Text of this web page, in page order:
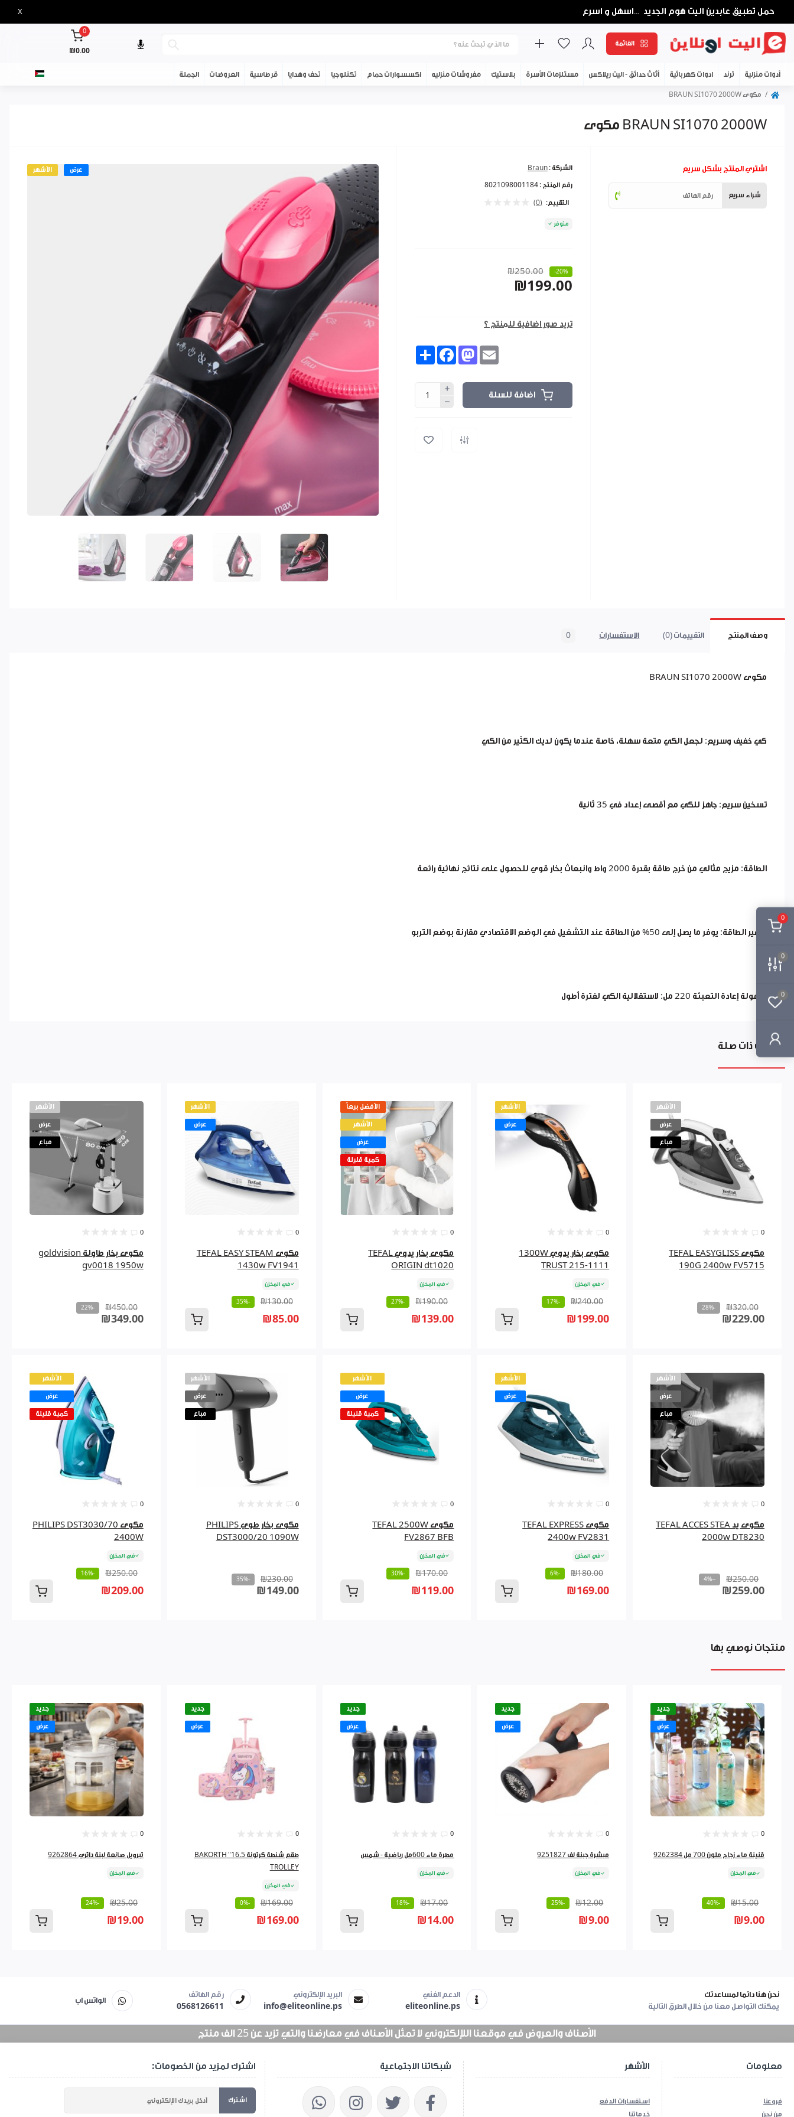
0
0
0
حمل تطبيق عابدين اليت هوم الجديد ...اسهل و اسرع X
القائمة
0
₪0.00
أدوات منزلية ترند ادوات كهربائية أثاث حدائق - اليت ريلاكس مستلزمات الأسرة بلاستيك مفروشات منزليه اكسسوارات حمام تكنلوجيا تحف وهدايا قرطاسية العروضات الجملة
مكوى BRAUN SI1070 2000W
مكوى BRAUN SI1070 2000W
الأشهر عرض الشركة : Braun
رقم المنتج : 8021098001184
التقييم: (0)
متوفر
₪250.00 -20%
₪199.00
تريد صور اضافية للمنتج ؟
Share FacebookMastodon
اضافة للسلة
اشتري المنتج بشكل سريع
شراء سريع
وصف المنتج التقييمات (0) الاستفسارات 0
مكوى BRAUN SI1070 2000W
كي خفيف وسريع: لجعل الكي متعة سهلة، خاصة عندما يكون لديك الكثير من الكي
تسخين سريع: جاهز للكي مع أقصى إعداد في 35 ثانية
الطاقة: مزيج مثالي من خرج طاقة بقدرة 2000 واط وانبعاث بخار قوي للحصول على نتائج نهائية رائعة
توفير الطاقة: يوفر ما يصل إلى 50% من الطاقة عند التشغيل في الوضع الاقتصادي مقارنة بوضع التربو
سهولة إعادة التعبئة 220 مل: لاستقلالية الكي لفترة أطول
منتجات ذات صلة
الأشهر
عرض
مباع
0
مكوى TEFAL EASYGLISS
190G 2400w FV5715
₪320.00
-28%
₪229.00
الأشهر
عرض
0
مكوى بخار يدوي 1300W
TRUST 215-1111
في المخزن
₪240.00
-17%
₪199.00
الأفضل بيعاً
الأشهر
عرض
كمية قليلة
0
مكوى بخار يدوي TEFAL
ORIGIN dt1020
في المخزن
₪190.00
-27%
₪139.00
الأشهر
عرض
0
مكوى TEFAL EASY STEAM
1430w FV1941
في المخزن
₪130.00
-35%
₪85.00
الأشهر
عرض
مباع
0
مكوى بخار طاولة goldvision
gv0018 1950w
₪450.00
-22%
₪349.00
الأشهر
عرض
مباع
0
مكوى يد TEFAL ACCES STEA
2000w DT8230
₪250.00
--4%
₪259.00
الأشهر
عرض
0
مكوى TEFAL EXPRESS
2400w FV2831
في المخزن
₪180.00
-6%
₪169.00
الأشهر
عرض
كمية قليلة
0
مكوى TEFAL 2500W
FV2867 BFB
في المخزن
₪170.00
-30%
₪119.00
الأشهر
عرض
مباع
0
مكوى بخار طوي PHILIPS
DST3000/20 1090W
₪230.00
-35%
₪149.00
الأشهر
عرض
كمية قليلة
0
مكوى PHILIPS DST3030/70
2400W
في المخزن
₪250.00
-16%
₪209.00
منتجات نوصي بها
جديد
عرض
0
قنينة ماء زجاج ملون 700 مل 9262384
في المخزن
₪15.00
-40%
₪9.00
جديد
عرض
0
مبشرة جبنة لف 9251827
في المخزن
₪12.00
-25%
₪9.00
جديد
عرض
0
مطرة ماء 600مل رياضية - شمس
في المخزن
₪17.00
-18%
₪14.00
جديد
عرض
0
طقم شنطة كرتونة 16.5" BAKORTH
TROLLEY
في المخزن
₪169.00
-0%
₪169.00
جديد
عرض
0
تبرويل صانعة لبنة دائري 9262864
في المخزن
₪25.00
-24%
₪19.00
نحن هنا دائما لمساعدتك
يمكنك التواصل معنا من خلال الطرق التالية
الدعم الفني
eliteonline.ps
البريد الإلكتروني
info@eliteonline.ps
رقم الهاتف
0568126611
الواتس اب
الأصناف والعروض في موقعنا اللإلكتروني لا تمثل الأصناف في معارضنا والتي تزيد عن 25 الف منتج
اشترك لمزيد من الخصومات:
اشترك
شبكاتنا الاجتماعية الأشهر
استفسارات الدفع
خدماتنا
معلومات
فروعنا
من نحن